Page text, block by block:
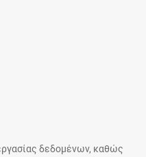
δεδομένων, καθώς